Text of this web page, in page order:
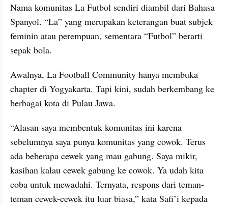
Nama komunitas La Futbol sendiri diambil dari Bahasa
Spanyol. “La” yang merupakan keterangan buat subjek
feminin atau perempuan, sementara “Futbol” berarti
sepak bola.
Awalnya, La Football Community hanya membuka
chapter di Yogyakarta. Tapi kini, sudah berkembang ke
berbagai kota di Pulau Jawa.
“Alasan saya membentuk komunitas ini karena
sebelumnya saya punya komunitas yang cowok. Terus
ada beberapa cewek yang mau gabung. Saya mikir,
kasihan kalau cewek gabung ke cowok. Ya udah kita
coba untuk mewadahi. Ternyata, respons dari teman-